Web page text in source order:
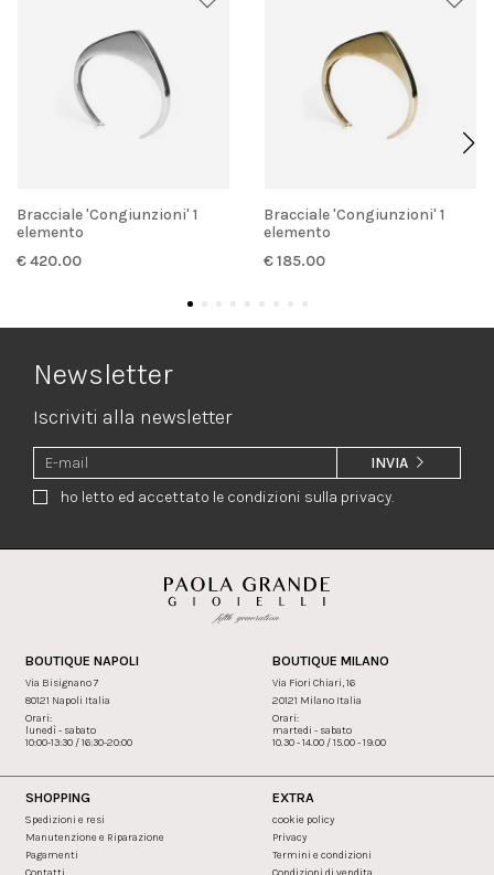
Bracciale 'Congiunzioni' 1
elemento
€ 420.00
Bracciale 'Congiunzioni' 1
elemento
€ 185.00
Newsletter
Iscriviti alla newsletter
ho letto ed accettato le condizioni sulla privacy.
INVIA
BOUTIQUE NAPOLI
Via Bisignano 7
80121 Napoli Italia
Orari:
lunedì - sabato
10:00-13:30 / 16:30-20:00
BOUTIQUE MILANO
Via Fiori Chiari, 16
20121 Milano Italia
Orari:
martedi - sabato
10.30 - 14.00 / 15.00 - 19.00
SHOPPING
Spedizioni e resi
Manutenzione e Riparazione
Pagamenti
Contatti
EXTRA
cookie policy
Privacy
Termini e condizioni
Condizioni di vendita